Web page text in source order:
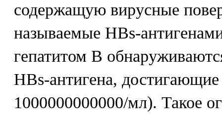
содержащую вирусные
называемые HBs-
гепатитом В
HBs-антигена,
1000000000000/мл). Такое